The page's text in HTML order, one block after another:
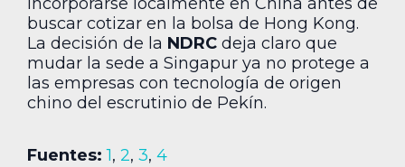
buscar cotizar en la bolsa de Hong Kong.
La decisión de la NDRC deja claro que
mudar la sede a Singapur ya no protege a
las empresas con tecnología de origen
chino del escrutinio de Pekín.
Fuentes: 1, 2, 3, 4